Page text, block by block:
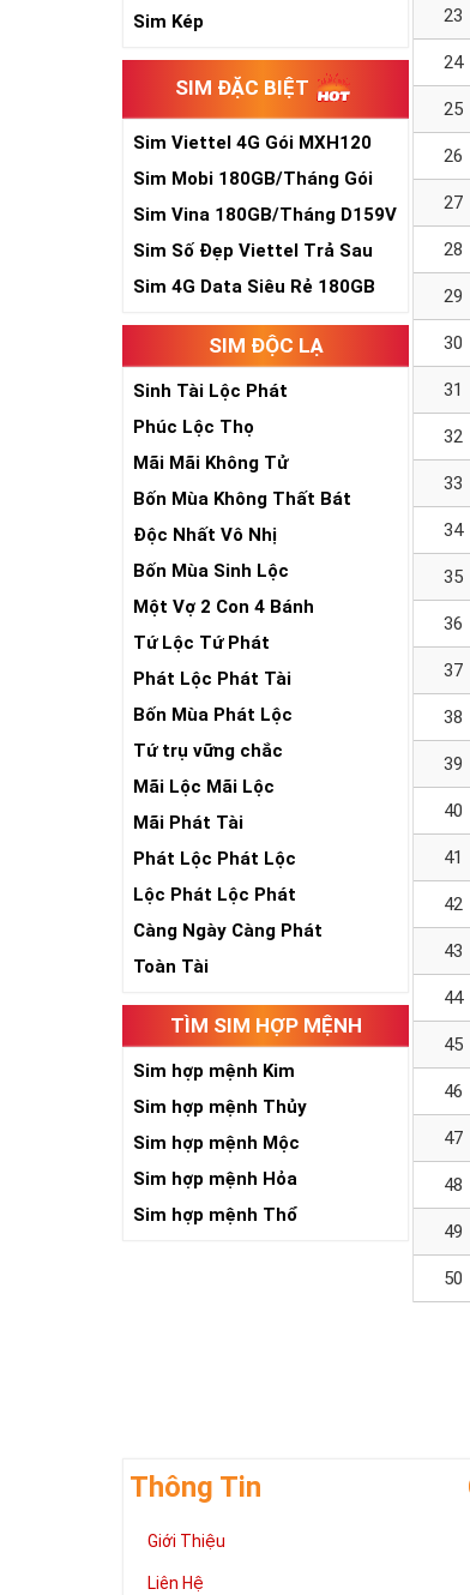
Sim Kép
SIM ĐẶC BIỆT
Sim Viettel 4G Gói MXH120
Siêu Rẻ
Sim Mobi 180GB/Tháng Gói
TK159
Sim Vina 180GB/Tháng D159V
Sim Số Đẹp Viettel Trả Sau
Sim 4G Data Siêu Rẻ 180GB
SIM ĐỘC LẠ
Sinh Tài Lộc Phát
Phúc Lộc Thọ
Mãi Mãi Không Tử
Bốn Mùa Không Thất Bát
Độc Nhất Vô Nhị
Bốn Mùa Sinh Lộc
Một Vợ 2 Con 4 Bánh
Tứ Lộc Tứ Phát
Phát Lộc Phát Tài
Bốn Mùa Phát Lộc
Tứ trụ vững chắc
Mãi Lộc Mãi Lộc
Mãi Phát Tài
Phát Lộc Phát Lộc
Lộc Phát Lộc Phát
Càng Ngày Càng Phát
Toàn Tài
TÌM SIM HỢP MỆNH
Sim hợp mệnh Kim
Sim hợp mệnh Thủy
Sim hợp mệnh Mộc
Sim hợp mệnh Hỏa
Sim hợp mệnh Thổ
23
24
25
26
27
28
29
30
31
32
33
34
35
36
37
38
39
40
41
42
43
44
45
46
47
48
49
50
Thông Tin
Giới Thiệu
Liên Hệ